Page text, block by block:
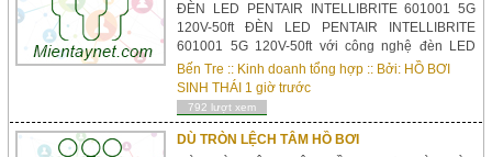
ĐÈN LED PENTAIR INTELLIBRITE 601001 5G
120V-50ft ĐÈN LED PENTAIR INTELLIBRITE
601001 5G 120V-50ft với công nghệ đèn LED
vượt trội. Hiệu quả năng lượng, giá trị lâu dài,
chất lượng ánh sáng và khả năng kiểm soát nó.
Với IntelliBrite ...
Bến Tre :: Kinh doanh tổng hợp :: Bởi: HỒ BƠI
SINH THÁI 1 giờ trước
792 lượt xem
DÙ TRÒN LỆCH TÂM HỒ BƠI